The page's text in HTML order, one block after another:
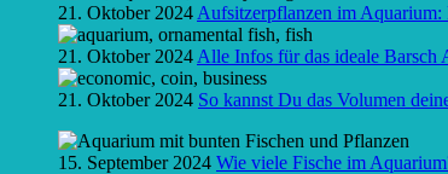
21. Oktober 2024 Aufsitzerpflanzen im
21. Oktober 2024 Alle Infos für das ideale Barsch
21. Oktober 2024 So kannst Du das Volumen
15. September 2024 Wie viele Fische im